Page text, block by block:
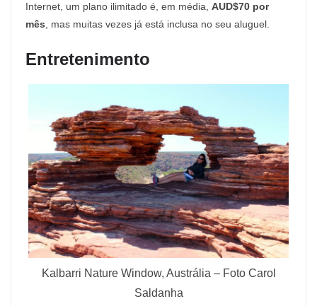
Internet, um plano ilimitado é, em média, AUD$70 por
mês, mas muitas vezes já está inclusa no seu aluguel.
Entretenimento
Kalbarri Nature Window, Austrália – Foto Carol
Saldanha